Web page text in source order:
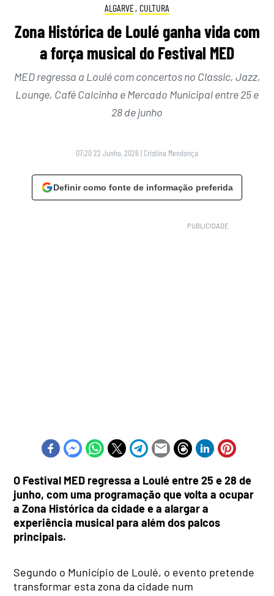
ALGARVE, CULTURA
Zona Histórica de Loulé ganha vida com
a força musical do Festival MED
MED regressa a Loulé com concertos no Classic, Jazz,
Lounge, Café Calcinha e Mercado Municipal entre 25 e
28 de junho
07:20 22 Junho, 2026 | Cristina Mendonça
Definir como fonte de informação preferida
O Festival MED regressa a Loulé entre 25 e 28 de
junho, com uma programação que volta a ocupar
a Zona Histórica da cidade e a alargar a
experiência musical para além dos palcos
principais.
Segundo o Município de Loulé, o evento pretende
transformar esta zona da cidade num